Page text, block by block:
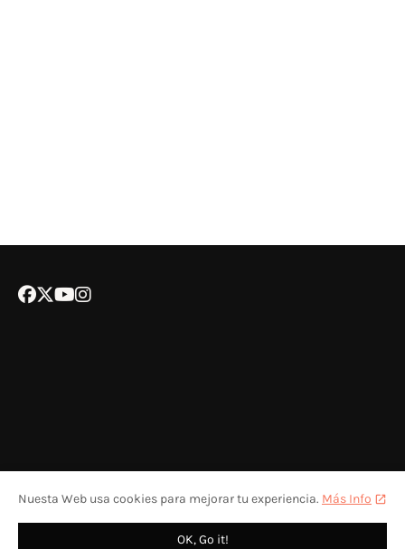
POLÍTICA DE COOKIESCONTACTA CON NOSOTROSCOLABORA
Nuesta Web usa cookies para mejorar tu experiencia. Más Info
OK, Go it!